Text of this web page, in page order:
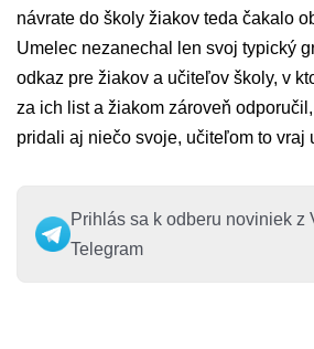
návrate do školy žiakov teda čakalo
Umelec nezanechal len svoj typický
odkaz pre žiakov a učiteľov školy, v
za ich list a žiakom zároveň
pridali aj niečo svoje, učiteľom to vraj
Prihlás sa k odberu noviniek z
Telegram